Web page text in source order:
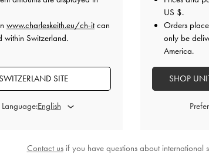
www.charleskeith.eu/ch-itcan
within Switzerland.
SITE
US $.
Orders
only be
America.
SHOP
Contact usif you have questions about international